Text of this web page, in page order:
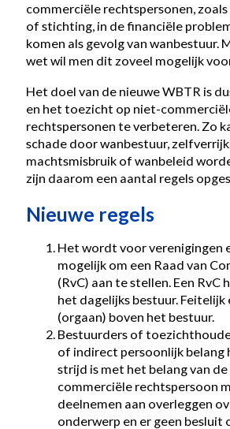
commerciële rechtspersonen,
of stichting, in de financiële
komen als gevolg van wanbestuur.
wet wil men dit zoveel mogelijk
Het doel van de nieuwe WBTR is
en het toezicht op niet-
rechtspersonen te verbeteren. Zo
schade door wanbestuur,
machtsmisbruik of wanbeleid
zijn daarom een aantal regels
Nieuwe regels
Het wordt voor verenigingen
mogelijk om een Raad van
(RvC) aan te stellen. Een
het dagelijks bestuur. Feitelijk
(orgaan) boven het bestuur.
Bestuurders of
of indirect persoonlijk belang
strijd is met het belang van
commerciële rechtspersoon
deelnemen aan overleggen
onderwerp en er geen besluit